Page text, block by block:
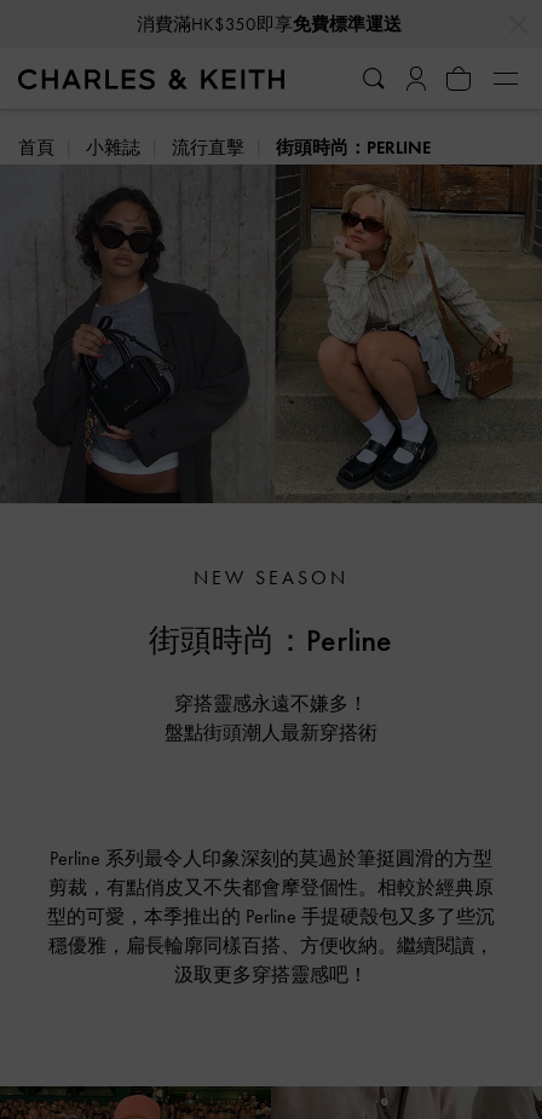
消費滿HK$350即享免費標準運送
首頁 小雜誌 流行直擊 街頭時尚：PERLINE
NEW SEASON
街頭時尚：Perline
穿搭靈感永遠不嫌多！
盤點街頭潮人最新穿搭術
Perline 系列最令人印象深刻的莫過於筆挺圓滑的方型
剪裁，有點俏皮又不失都會摩登個性。相較於經典原
型的可愛，本季推出的 Perline 手提硬殼包又多了些沉
穩優雅，扁長輪廓同樣百搭、方便收納。繼續閱讀，
汲取更多穿搭靈感吧！